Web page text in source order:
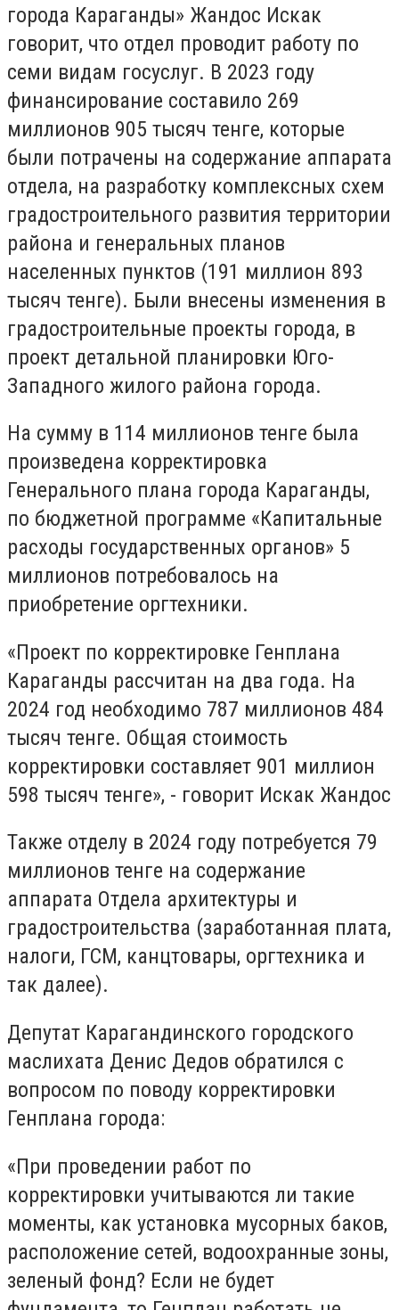
города Караганды» Жандос Искак
говорит, что отдел проводит работу по
семи видам госуслуг. B 2023 году
финансирование составило 269
миллионов 905 тысяч тенге, которые
были потрачены на содержание аппарата
отдела, на разработку комплексных схем
градостроительного развития территории
района и генеральных планов
населенных пунктов (191 миллион 893
тысяч тенге). Были внесены изменения в
градостроительные проекты города, в
проект детальной планировки Юго-
Западного жилого района города.
На сумму в 114 миллионов тенге была
произведена корректировка
Генерального плана города Караганды,
по бюджетной программе «Капитальные
расходы государственных органов» 5
миллионов потребовалось на
приобретение оргтехники.
«Проект по корректировке Генплана
Караганды рассчитан на два года. На
2024 год необходимо 787 миллионов 484
тысяч тенге. Общая стоимость
корректировки составляет 901 миллион
598 тысяч тенге», - говорит Искак Жандос
Также отделу в 2024 году потребуется 79
миллионов тенге на содержание
аппарата Отдела архитектуры и
градостроительства (заработанная плата,
налоги, ГСМ, канцтовары, оргтехника и
так далее).
Депутат Карагандинского городского
маслихата Денис Дедов обратился с
вопросом по поводу корректировки
Генплана города:
«При проведении работ по
корректировки учитываются ли такие
моменты, как установка мусорных баков,
расположение сетей, водоохранные зоны,
зеленый фонд? Если не будет